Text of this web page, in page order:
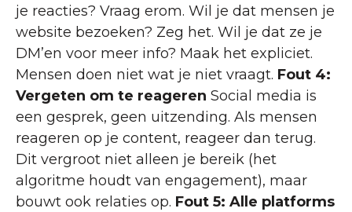
je reacties? Vraag erom. Wil je dat mensen je
website bezoeken? Zeg het. Wil je dat ze je
DM’en voor meer info? Maak het expliciet.
Mensen doen niet wat je niet vraagt. Fout 4:
Vergeten om te reageren Social media is
een gesprek, geen uitzending. Als mensen
reageren op je content, reageer dan terug.
Dit vergroot niet alleen je bereik (het
algoritme houdt van engagement), maar
bouwt ook relaties op. Fout 5: Alle platforms